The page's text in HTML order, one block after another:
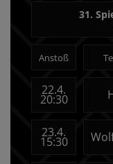
31.
Anstoß
22.4.
20:30
23.4.
15:30